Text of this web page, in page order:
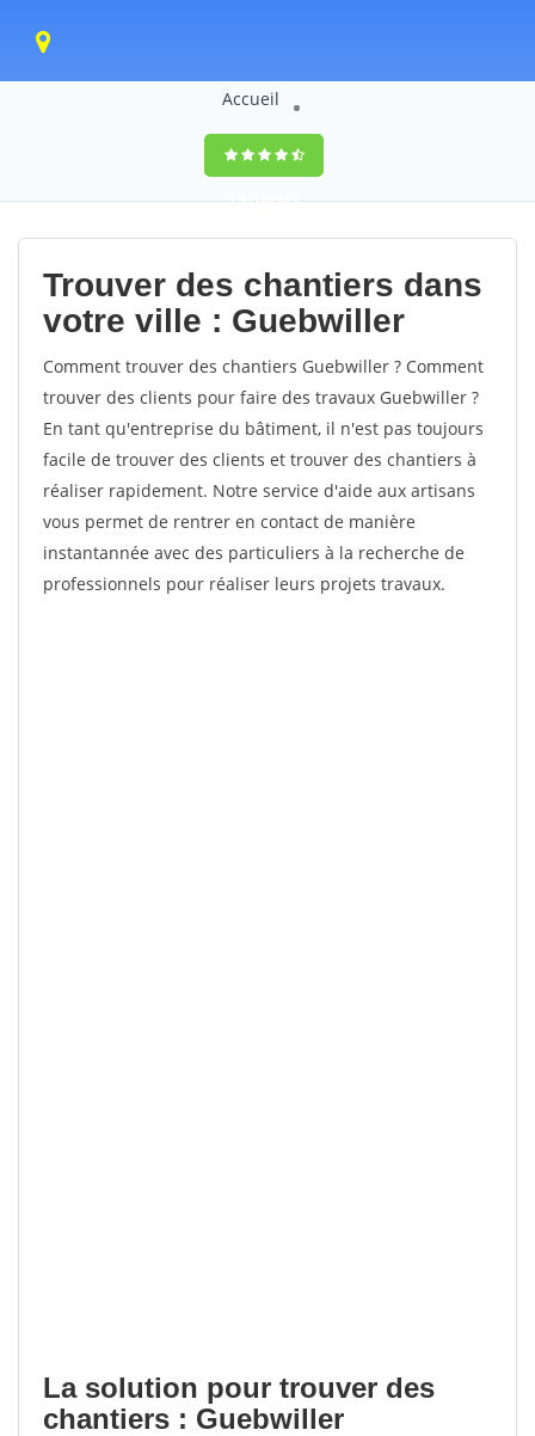
Accueil
9,5(100%)0
votes
Trouver des chantiers dans
votre ville : Guebwiller
Comment trouver des chantiers Guebwiller ? Comment
trouver des clients pour faire des travaux Guebwiller ?
En tant qu'entreprise du bâtiment, il n'est pas toujours
facile de trouver des clients et trouver des chantiers à
réaliser rapidement. Notre service d'aide aux artisans
vous permet de rentrer en contact de manière
instantannée avec des particuliers à la recherche de
professionnels pour réaliser leurs projets travaux.
La solution pour trouver des
chantiers : Guebwiller